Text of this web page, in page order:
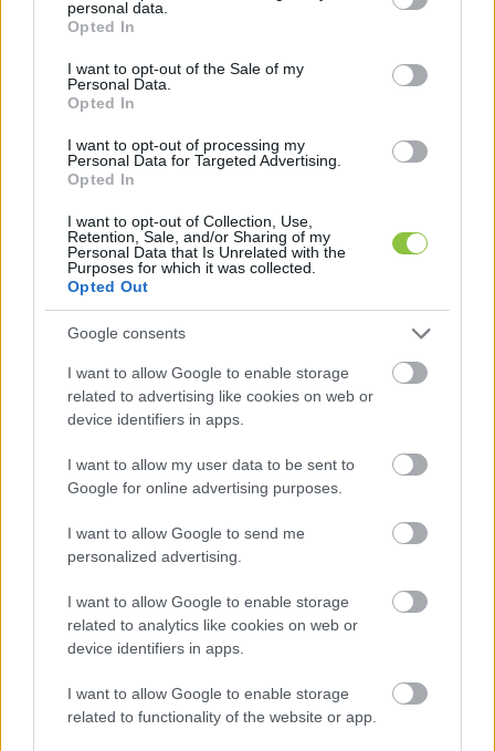
grant or deny consent to Google and its third-party tags to
use your data for below specified purposes in below Google
consent section.
personal data.
Opted In
I want to opt-out of the Sale of my
Personal Data.
Opted In
I want to opt-out of processing my
Personal Data for Targeted Advertising.
Opted In
I want to opt-out of Collection, Use,
Retention, Sale, and/or Sharing of my
Personal Data that Is Unrelated with the
Purposes for which it was collected.
Opted Out
Google consents
I want to allow Google to enable storage
related to advertising like cookies on web or
device identifiers in apps.
I want to allow my user data to be sent to
Google for online advertising purposes.
I want to allow Google to send me
personalized advertising.
I want to allow Google to enable storage
related to analytics like cookies on web or
device identifiers in apps.
I want to allow Google to enable storage
related to functionality of the website or app.
mondani, amibe nem győzik a sok pénzt
inkább arról van szó, hogy
meggyógyítása, mert sokba kerül, a
finanszírozásokat is megvonják, mellyel a
várólisták hossza egyre csak nő, ezzel is a
magánszektorba kényszerítve a betegek jó részét
Milliárdos kórházi adósságok
Hogy mekkora kihívást jelentenek a várólisták a
Bács-Kiskun Megyei Kórházban és mi okozta a
koronavírus járvány miatt a súlypont az azonnali
helyeződött, ezért a sürgős beavatkozást nem
igénylő műtétekre későbbi időpontot kaptak a
várólisták hossza is megnövekedett.